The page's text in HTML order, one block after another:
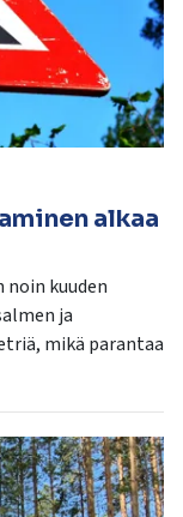
alkaa
kuuden
ja
mikä parantaa